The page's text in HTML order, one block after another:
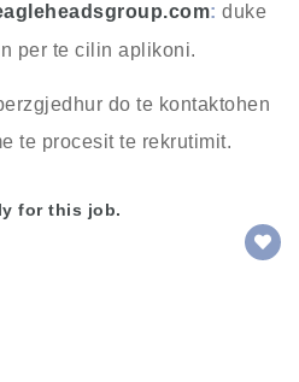
duke
per te cilin aplikoni.
do te kontaktohen
te procesit te rekrutimit.
for this job.